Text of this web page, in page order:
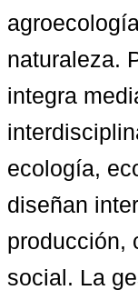
naturaleza.
integra
ecología,
diseñan
producción,
social. La